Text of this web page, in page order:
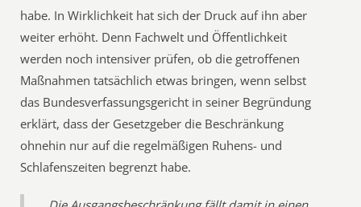
habe. In Wirklichkeit hat sich der Druck auf ihn aber
weiter erhöht. Denn Fachwelt und Öffentlichkeit
werden noch intensiver prüfen, ob die getroffenen
Maßnahmen tatsächlich etwas bringen, wenn selbst
das Bundesverfassungsgericht in seiner Begründung
erklärt, dass der Gesetzgeber die Beschränkung
ohnehin nur auf die regelmäßigen Ruhens- und
Schlafenszeiten begrenzt habe.